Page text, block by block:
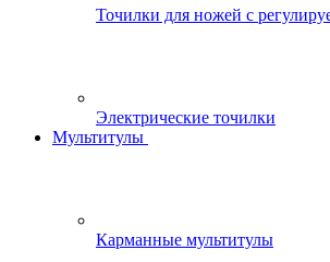
Точилки для ножей с
Электрические точилки
Мультитулы
Карманные мультитулы